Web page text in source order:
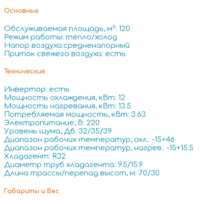
Основные
Обслуживаемая площадь, м²: 120
Режим работы: тепло/холод
Напор воздуха:средненапорный
Приток свежего воздуха: есть
Технические
Инвертор: есть
Мощность охлаждения, кВт: 12
Мощность нагревания, кВт: 13.5
Потребляемая мощность, кВт: 3.63
Электропитание, В: 220
Уровень шума, Дб: 32/35/39
Диапазон рабочих температур, охл.: -15+46
Диапазон рабочих температур, нагрев.: -15+15.5
Хладагент: R32
Диаметр труб хладагента: 9.5/15.9
Длина трассы/перепад высот, м: 70/30
Габариты и Вес